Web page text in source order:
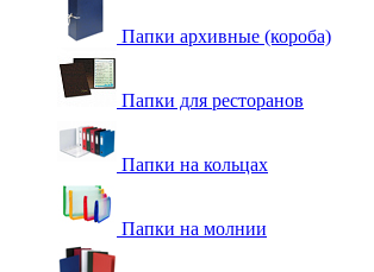
Папки архивные (короба)
Папки для ресторанов
Папки на кольцах
Папки на молнии